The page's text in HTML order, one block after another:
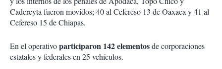
Cadereyta fueron movidos; 40 al Cefereso 13 de Oaxaca y 41 al
Cefereso 15 de Chiapas.
En el operativoparticiparon 142 elementosde corporaciones
estatales y federales en 25 vehículos.